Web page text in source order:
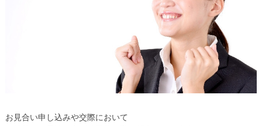
お見合い申し込みや交際において